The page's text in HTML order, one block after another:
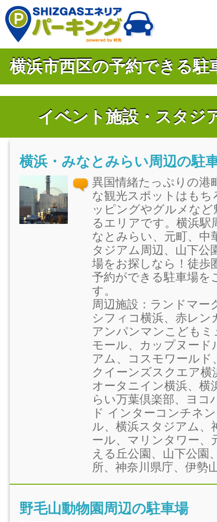
横浜市西区の予約できる駐
イベント施設・スタジ
横浜・みなとみらい周辺の駐
異国情緒たっぷりの港
な観光スポットはもち
ッピングやグルメなど
るエリアです。横浜駅
なとみらい、元町、中
タジアム周辺、山下公
場をお探しなら！徒歩
予約ができる駐車場を
す。
周辺施設：ランドマー
シフィコ横浜、赤レン
アンパンマンこどもミ
モール、カップヌード
アム、コスモワールド
クイーンズスクエア横
オータニイン横浜、横
らい万葉倶楽部、ヨコ
ド インターコンチネ
ル、横浜スタジアム、
ール、マリンタワー、
える丘公園、山下公園
所、神奈川県庁、伊勢
野毛山動物園周辺の駐車場